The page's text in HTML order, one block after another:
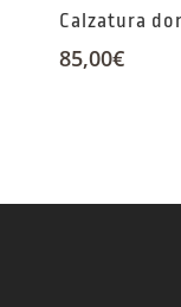
Calzatura
85,00€